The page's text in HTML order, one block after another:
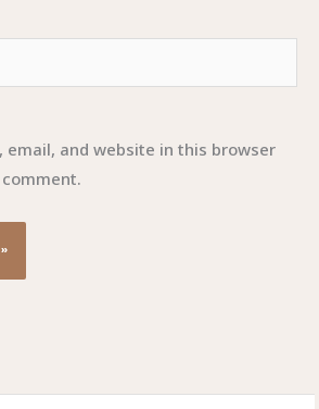
email, and website in this browser